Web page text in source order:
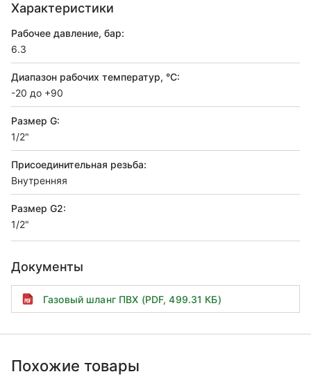
Характеристики
Рабочее давление, бар:
6.3
Диапазон рабочих температур, °С:
-20 до +90
Размер G:
1/2"
Присоединительная резьба:
Внутренняя
Размер G2:
1/2"
Документы
Газовый шланг ПВХ (PDF, 499.31 КБ)
Похожие товары